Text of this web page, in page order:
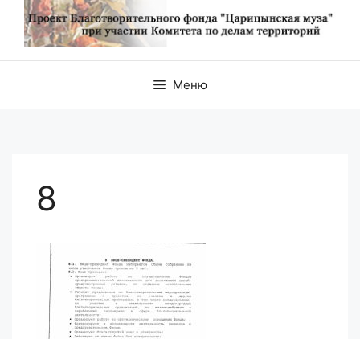
Меню
8